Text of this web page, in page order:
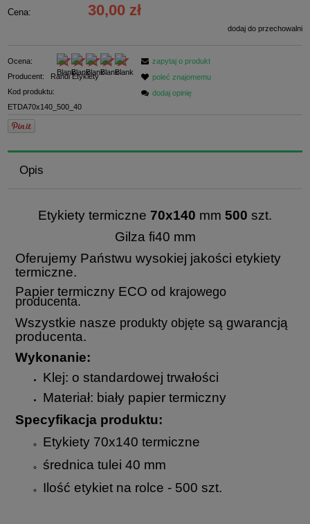
Cena: 30,00 zł
dodaj do przechowalni
Ocena:
Producent:
Randi Etykiety
Kod produktu:
ETDA70x140_500_40
zapytaj o produkt
poleć znajomemu
dodaj opinię
Opis
Etykiety termiczne 70x140 mm 500 szt.
Gilza fi40 mm
Oferujemy Państwu wysokiej jakości etykiety
termiczne.
Papier termiczny ECO od krajowego
producenta.
Wszystkie nasze produkty objęte są gwarancją
producenta.
Wykonanie:
Klej: o standardowej trwałości
Materiał: biały papier termiczny
Specyfikacja produktu:
Etykiety 70x140 termiczne
średnica tulei 40 mm
Ilość etykiet na rolce - 500 szt.